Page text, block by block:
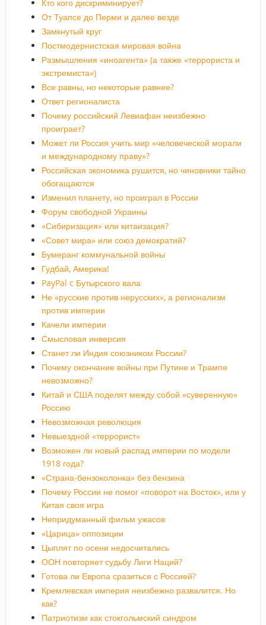
Кто кого дискриминирует?
От Туапсе до Перми и далее везде
Замкнутый круг
Постмодернистская мировая война
Размышления «иноагента» (а также «террориста и
экстремиста»)
Все равны, но некоторые равнее?
Ответ регионалиста
Почему российский Левиафан неизбежно
проиграет?
Может ли Россия учить мир «человеческой морали
и международному праву»?
Российская экономика рушится, но чиновники тайно
обогащаются
Изменил планету, но проиграл в России
Форум свободной Украины
«Сибиризация» или китаизация?
«Совет мира» или союз демократий?
Бумеранг коммунальной войны
Гудбай, Америка!
PayPal c Бутырского вала
Не «русские против нерусских», а регионализм
против империи
Качели империи
Смысловая инверсия
Станет ли Индия союзником России?
Почему окончание войны при Путине и Трампе
невозможно?
Китай и США поделят между собой «суверенную»
Россию
Невозможная революция
Невыездной «террорист»
Возможен ли новый распад империи по модели
1918 года?
«Страна-бензоколонка» без бензина
Почему России не помог «поворот на Восток», или у
Китая своя игра
Непридуманный фильм ужасов
«Царица» оппозиции
Цыплят по осени недосчитались
ООН повторяет судьбу Лиги Наций?
Готова ли Европа сразиться с Россией?
Кремлевская империя неизбежно развалится. Но
как?
Патриотизм как стокгольмский синдром